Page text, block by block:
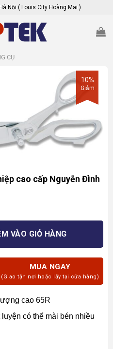
Nội ( Louis City Hoàng Mai )
CỤ
10%
Giảm
cao cấp Nguyễn Đình
cao cấp Nguyễn
VÀO GIỎ HÀNG
MUA NGAY
(Giao tận nơi hoặc lấy tại cửa hàng)
cao 65R
có thể mài bén nhiều